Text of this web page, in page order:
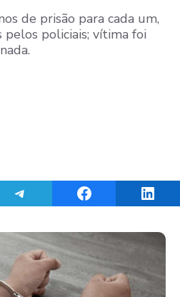
de prisão para cada um,
pelos policiais; vítima foi
Share on TelegramShare on Facebook